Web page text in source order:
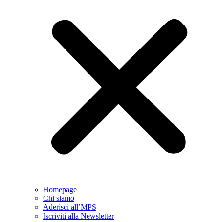
Homepage
Chi siamo
Aderisci all’MPS
Iscriviti alla Newsletter